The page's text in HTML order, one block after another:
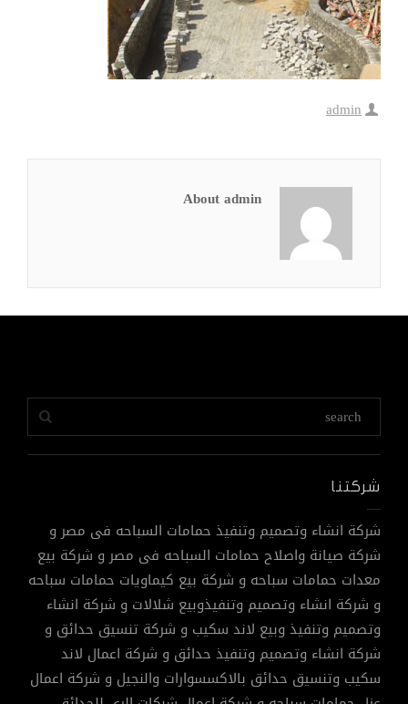
admin
About admin
شركتنا
شركة انشاء وتصميم وتنفيذ حمامات السباحه فى مصر و
شركة صيانة واصلاح حمامات السباحه فى مصر و شركة بيع
معدات حمامات سباحه و شركة بيع كيماويات حمامات سباحه
و شركة انشاء وتصميم وتنفيذوبيع شلالات و شركة انشاء
وتصميم وتنفيذ وبيع لاند سكيب و شركة تنسيق حدائق و
شركة انشاء وتصميم وتنفيذ حدائق و شركة اعمال لاند
سكيب وتنسيق حدائق بالاكسسوارات والنجيل و شركة اعمال